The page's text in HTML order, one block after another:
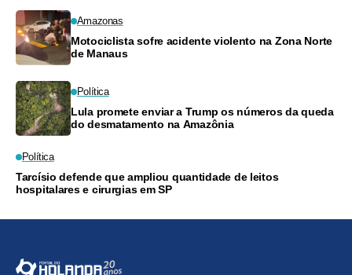
Amazonas
Motociclista sofre acidente violento na Zona Norte
de Manaus
Política
Lula promete enviar a Trump os números da queda
do desmatamento na Amazônia
Política
Tarcísio defende que ampliou quantidade de leitos
hospitalares e cirurgias em SP